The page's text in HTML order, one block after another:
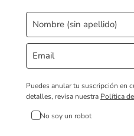
Puedes anular tu suscripción en
detalles, revisa nuestra Política
No soy un robot